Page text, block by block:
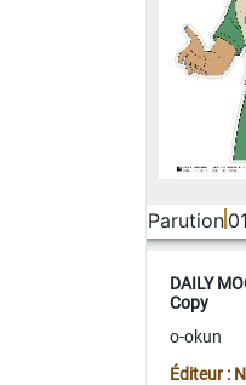
Parution
DAILY
Copy
o-okun
Éditeur :